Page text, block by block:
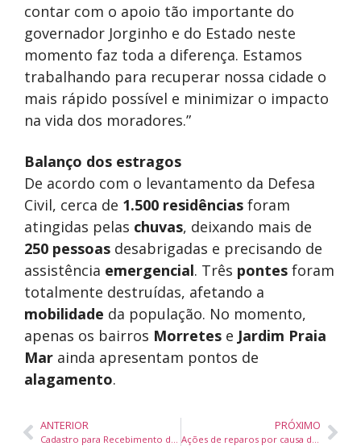
contar com o apoio tão importante do
governador Jorginho e do Estado neste
momento faz toda a diferença. Estamos
trabalhando para recuperar nossa cidade o
mais rápido possível e minimizar o impacto
na vida dos moradores.”
Balanço dos estragos
De acordo com o levantamento da Defesa
Civil, cerca de 1.500 residências foram
atingidas pelas chuvas, deixando mais de
250 pessoas desabrigadas e precisando de
assistência emergencial. Três pontes foram
totalmente destruídas, afetando a
mobilidade da população. No momento,
apenas os bairros Morretes e Jardim Praia
Mar ainda apresentam pontos de
alagamento.
ANTERIOR
Cadastro para Recebimento de Kits de Emergência
PRÓXIMO
Ações de reparos por causa das chuvas seguem nesta sexta-feira